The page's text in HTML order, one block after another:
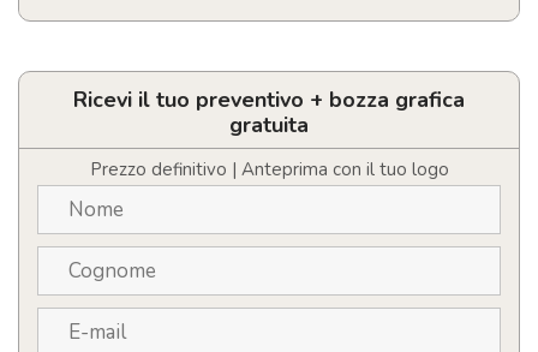
Set
67
Ricevi il tuo preventivo + bozza grafica
gratuita
Prezzo definitivo | Anteprima con il tuo logo